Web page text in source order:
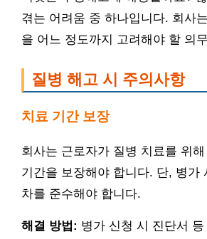
겪는 어려움 중 하나입니다. 회사
을 어느 정도까지 고려해야 할 의
질병 해고 시 주의사항
치료 기간 보장
회사는 근로자가 질병 치료를 위
기간을 보장해야 합니다. 단, 병가
차를 준수해야 합니다.
해결 방법: 병가 신청 시 진단서